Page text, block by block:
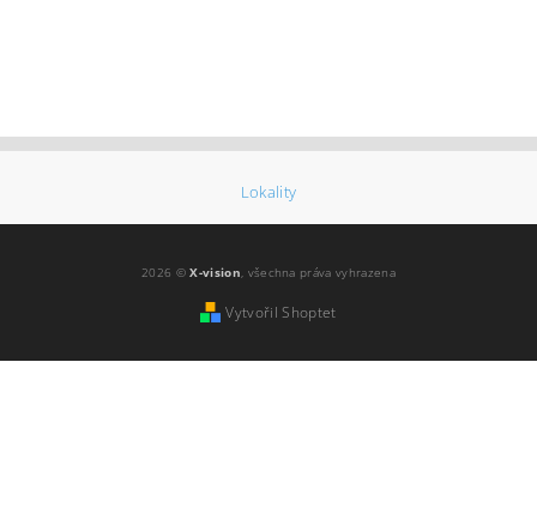
Lokality
2026 ©X-vision, všechna práva vyhrazena
Vytvořil Shoptet